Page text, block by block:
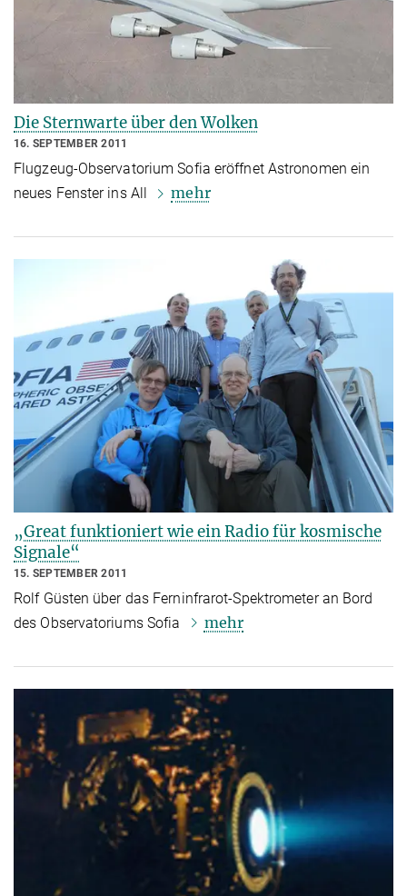
Die Sternwarte über den Wolken
16. SEPTEMBER 2011
Flugzeug-Observatorium Sofia eröffnet Astronomen ein
neues Fenster ins All
mehr
„Great funktioniert wie ein Radio für kosmische
Signale“
15. SEPTEMBER 2011
Rolf Güsten über das Ferninfrarot-Spektrometer an Bord
des Observatoriums Sofia
mehr